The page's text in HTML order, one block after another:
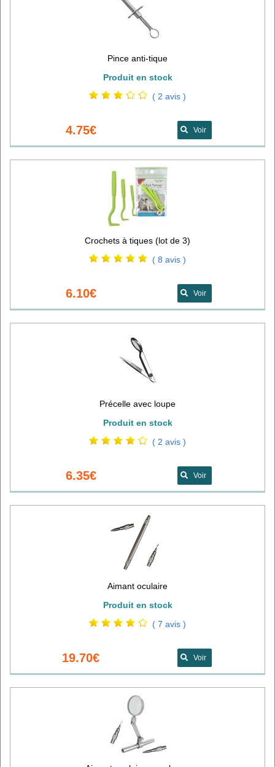
Pince anti-tique
Produit en stock
( 2 avis )
4.75€ Voir
Crochets à tiques (lot de 3)
( 8 avis )
6.10€ Voir
Précelle avec loupe
Produit en stock
( 2 avis )
6.35€ Voir
Aimant oculaire
Produit en stock
( 7 avis )
19.70€ Voir